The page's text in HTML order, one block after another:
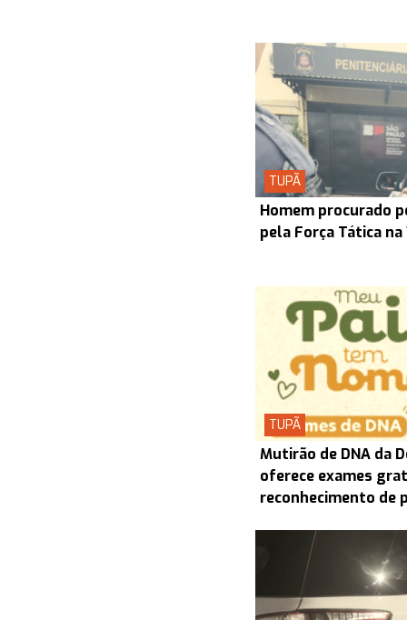
TUPÃ
Homem procurado
pela Força Tática
TUPÃ
Mutirão de DNA da
oferece exames
reconhecimento de